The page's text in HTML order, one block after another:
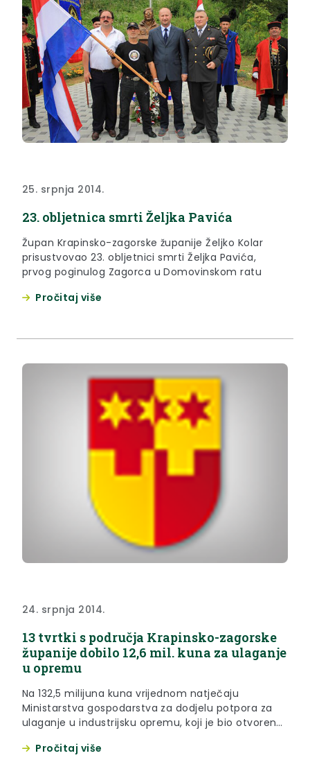
25. srpnja 2014.
23. obljetnica smrti Željka Pavića
Župan Krapinsko-zagorske županije Željko Kolar
prisustvovao 23. obljetnici smrti Željka Pavića,
prvog poginulog Zagorca u Domovinskom ratu
Pročitaj više
24. srpnja 2014.
13 tvrtki s područja Krapinsko-zagorske
županije dobilo 12,6 mil. kuna za ulaganje
u opremu
Na 132,5 milijuna kuna vrijednom natječaju
Ministarstva gospodarstva za dodjelu potpora za
ulaganje u industrijsku opremu, koji je bio otvoren
s područja Krapinsko-zagorske županije, i to u
Pročitaj više